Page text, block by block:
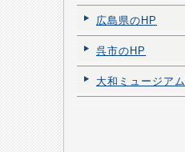
広島県のHP
呉市のHP
大和ミュージアム